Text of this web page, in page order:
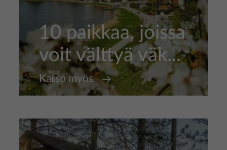
10 paikkaa, joissa
voit välttyä väk...
Katso myös